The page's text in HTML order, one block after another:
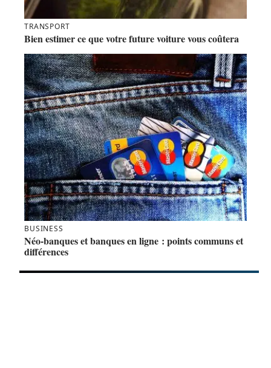
TRANSPORT
Bien estimer ce que votre future voiture vous coûtera
BUSINESS
Néo-banques et banques en ligne : points communs et
différences